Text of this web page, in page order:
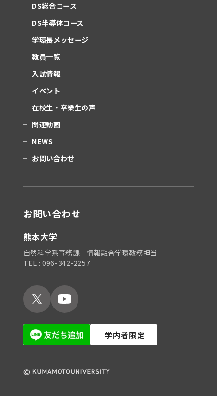
DS総合コース
DS半導体コース
学環長メッセージ
教員一覧
入試情報
イベント
在校生・卒業生の声
関連動画
NEWS
お問い合わせ
お問い合わせ
熊本大学
自然科学系事務課 情報融合学環教務担当
TEL : 096-342-2257
学内者限定